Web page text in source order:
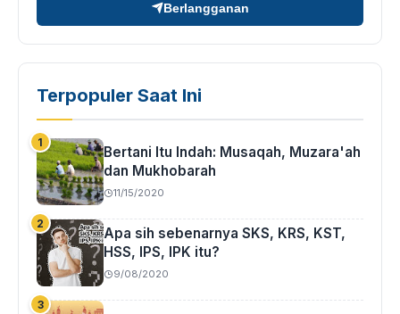
Berlangganan
Terpopuler Saat Ini
Bertani Itu Indah: Musaqah, Muzara'ah
dan Mukhobarah
11/15/2020
Apa sih sebenarnya SKS, KRS, KST,
HSS, IPS, IPK itu?
9/08/2020